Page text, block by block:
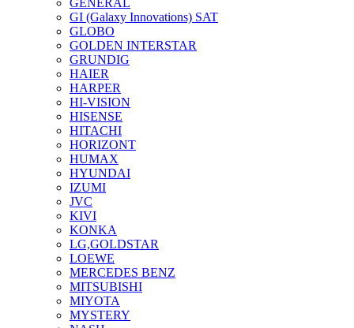
GENERAL
GI (Galaxy Innovations) SAT
GLOBO
GOLDEN INTERSTAR
GRUNDIG
HAIER
HARPER
HI-VISION
HISENSE
HITACHI
HORIZONT
HUMAX
HYUNDAI
IZUMI
JVC
KIVI
KONKA
LG,GOLDSTAR
LOEWE
MERCEDES BENZ
MITSUBISHI
MIYOTA
MYSTERY